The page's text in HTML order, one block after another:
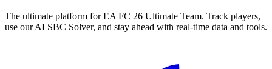
The ultimate platform for EA FC 26 Ultimate Team. Track players,
use our AI SBC Solver, and stay ahead with real-time data and tools.